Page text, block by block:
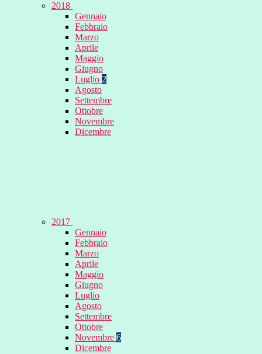
2018
Gennaio
Febbraio
Marzo
Aprile
Maggio
Giugno
Luglio 2
Agosto
Settembre
Ottobre
Novembre
Dicembre
2017
Gennaio
Febbraio
Marzo
Aprile
Maggio
Giugno
Luglio
Agosto
Settembre
Ottobre
Novembre 6
Dicembre